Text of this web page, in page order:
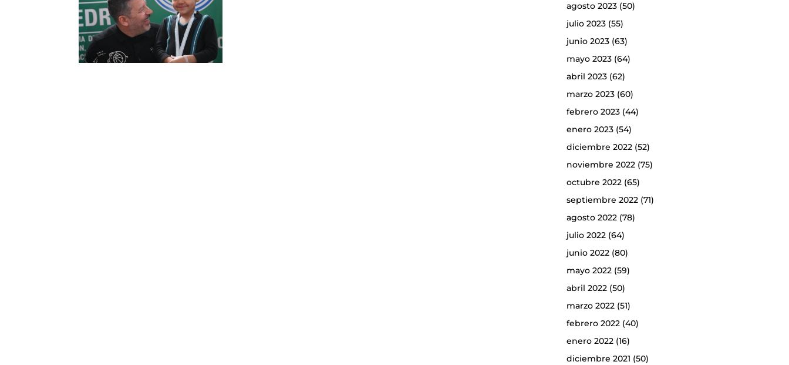
agosto 2023(50)
julio 2023(55)
junio 2023(63)
mayo 2023(64)
abril 2023(62)
marzo 2023(60)
febrero 2023(44)
enero 2023(54)
diciembre 2022(52)
noviembre 2022(75)
octubre 2022(65)
septiembre 2022(71)
agosto 2022(78)
julio 2022(64)
junio 2022(80)
mayo 2022(59)
abril 2022(50)
marzo 2022(51)
febrero 2022(40)
enero 2022(16)
diciembre 2021 (50)